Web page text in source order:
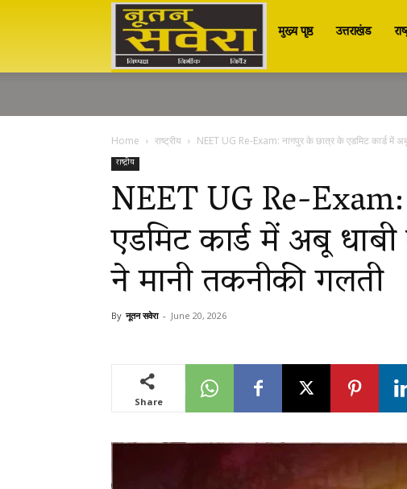
Nutan
सवेरा
|
News
मुख्य पृष्ठ उत्तराखंड
Home राष्ट्रीय NEET UG Re-Exam: नागपुर के छात्र के एडमिट कार्ड में अबू
राष्ट्रीय
NEET UG Re-
एडमिट कार्ड में अबू
ने मानी तकनीकी गलती
By नूतन सवेरा - June 20, 2026
Share